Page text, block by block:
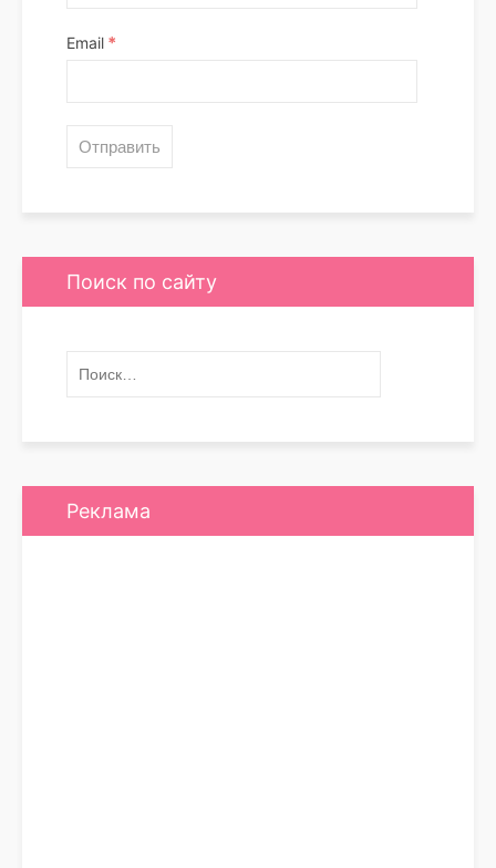
Email *
Поиск по сайту
Реклама